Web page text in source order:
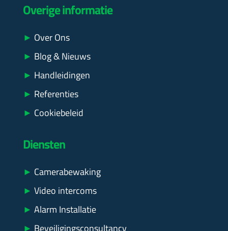
Diensten
► Camerabewaking
► Video intercoms
► Alarm Installatie
Overige informatie
► Over Ons
► Blog & Nieuws
► Handleidingen
► Referenties
► Cookiebeleid